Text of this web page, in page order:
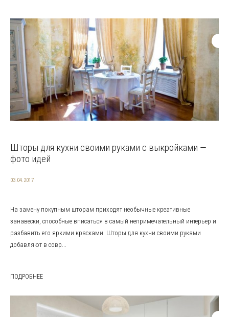
Шторы для кухни своими руками с выкройками —
фото идей
03.04.2017
На замену покупным шторам приходят необычные креативные
занавески, способные вписаться в самый непримечательный интерьер и
разбавить его яркими красками. Шторы для кухни своими руками
добавляют в совр...
ПОДРОБНЕЕ